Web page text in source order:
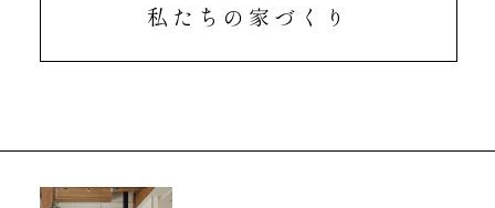
私たちの家づくり